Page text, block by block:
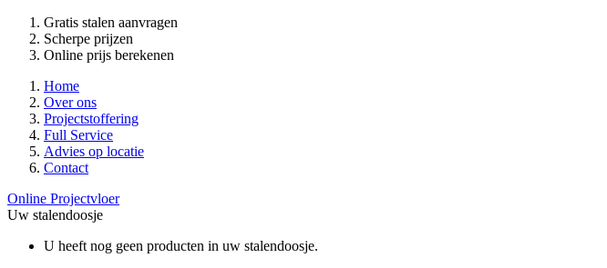
Gratis stalen aanvragen
Scherpe prijzen
Online prijs berekenen
Home
Over ons
Projectstoffering
Full Service
Advies op locatie
Contact
Online Projectvloer
Uw stalendoosje
U heeft nog geen producten in uw stalendoosje.